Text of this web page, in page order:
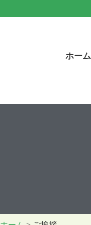
ホーム